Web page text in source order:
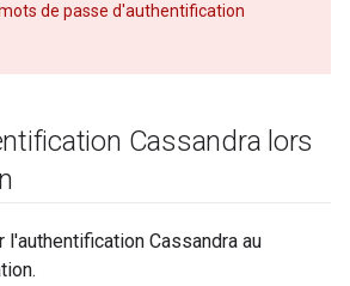
de passe d'authentification
Cassandra lors
Cassandra au